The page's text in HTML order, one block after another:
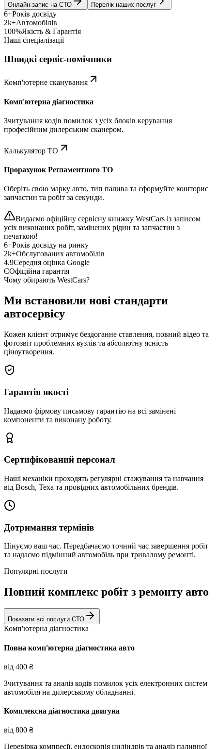
Онлайн-запис на СТО Перелік наших послуг
6+Років досвіду
2k+Автомобілів
100%Якість & Гарантія
Наші спеціалізації
Швидкі сервіс-помічники
Комп'ютерне сканування
Комп'ютерна діагностика
Зчитування кодів помилок з усіх блоків керування
професійним дилерським сканером.
Калькулятор ТО
Прорахунок Регламентного ТО
Оберіть свою марку авто, тип палива та сформуйте кошторис
запчастин та робіт за секунди.
Видаємо офіційну сервісну книжку WestCars із записом
усіх виконаних робіт, замінених рідин та запчастин з
печаткою!
6+Років досвіду на ринку
2k+Обслугованих автомобілів
4.9Середня оцінка Google
ЄОфіційна гарантія
Чому обирають WestCars?
Ми встановили нові стандарти
автосервісу
Кожен клієнт отримує бездоганне ставлення, повний відео та
фотозвіт проблемних вузлів та абсолютну ясність
ціноутворення.
Гарантія якості
Надаємо фірмову письмову гарантію на всі замінені
компоненти та виконану роботу.
Сертифікований персонал
Наші механіки проходять регулярні стажування та навчання
від Bosch, Texa та провідних автомобільних брендів.
Дотримання термінів
Цінуємо ваш час. Передбачаємо точний час завершення робіт
та надаємо підмінний автомобіль при тривалому ремонті.
Популярні послуги
Повний комплекс робіт з ремонту авто
Показати всі послуги СТО
Комп'ютерна діагностика
Повна комп'ютерна діагностика авто
від 400 ₴
Зчитування та аналіз кодів помилок усіх електронних систем
автомобіля на дилерському обладнанні.
Комплексна діагностика двигуна
від 800 ₴
Перевірка компресії, ендоскопія циліндрів та аналіз паливної